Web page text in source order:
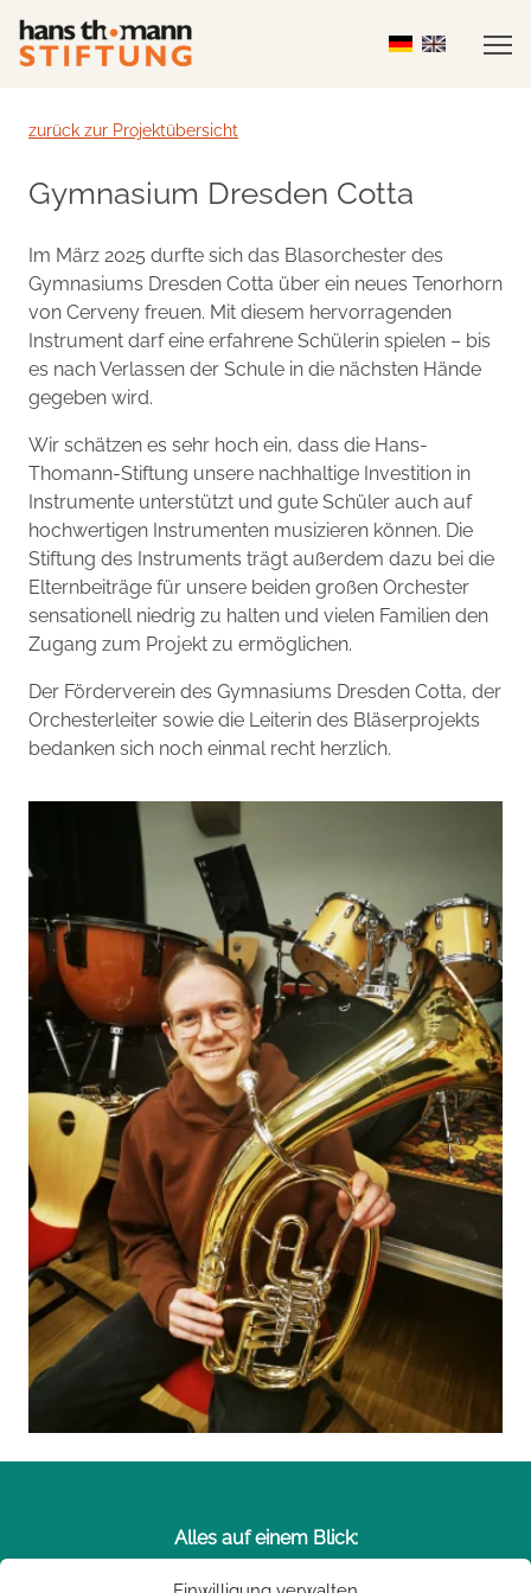
zurück zur Projektübersicht
Gymnasium Dresden Cotta
Im März 2025 durfte sich das Blasorchester des
Gymnasiums Dresden Cotta über ein neues Tenorhorn
von Cerveny freuen. Mit diesem hervorragenden
Instrument darf eine erfahrene Schülerin spielen – bis
es nach Verlassen der Schule in die nächsten Hände
gegeben wird.
Wir schätzen es sehr hoch ein, dass die Hans-
Thomann-Stiftung unsere nachhaltige Investition in
Instrumente unterstützt und gute Schüler auch auf
hochwertigen Instrumenten musizieren können. Die
Stiftung des Instruments trägt außerdem dazu bei die
Elternbeiträge für unsere beiden großen Orchester
sensationell niedrig zu halten und vielen Familien den
Zugang zum Projekt zu ermöglichen.
Der Förderverein des Gymnasiums Dresden Cotta, der
Orchesterleiter sowie die Leiterin des Bläserprojekts
bedanken sich noch einmal recht herzlich.
Alles auf einem Blick: